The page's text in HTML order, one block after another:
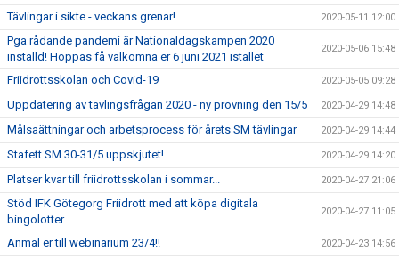
Tävlingar i sikte - veckans grenar! 2020-05-11 12:00
Pga rådande pandemi är Nationaldagskampen 2020
inställd! Hoppas få välkomna er 6 juni 2021 istället
2020-05-06 15:48
Friidrottsskolan och Covid-19 2020-05-05 09:28
Uppdatering av tävlingsfrågan 2020 - ny prövning den 15/5 2020-04-29 14:48
Målsaättningar och arbetsprocess för årets SM tävlingar 2020-04-29 14:44
Stafett SM 30-31/5 uppskjutet! 2020-04-29 14:20
Platser kvar till friidrottsskolan i sommar... 2020-04-27 21:06
Stöd IFK Götegorg Friidrott med att köpa digitala
bingolotter
2020-04-27 11:05
Anmäl er till webinarium 23/4!! 2020-04-23 14:56